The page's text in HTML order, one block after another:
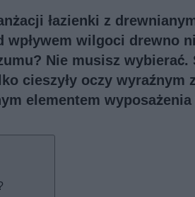
łazienki z
wpływem wilgoci drewno
Nie musisz
cieszyły oczy wyraźnym
elementem wyposażenia